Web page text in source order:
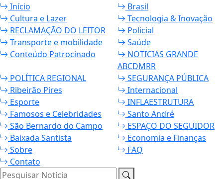
Início
Brasil
Cultura e Lazer
Tecnologia & Inovação
RECLAMAÇÃO DO LEITOR
Policial
Transporte e mobilidade
Saúde
Conteúdo Patrocinado
NOTICIAS GRANDE
ABCDMRR
POLÍTICA REGIONAL
SEGURANÇA PÚBLICA
Ribeirão Pires
Internacional
Esporte
INFLAESTRUTURA
Famosos e Celebridades
Santo André
São Bernardo do Campo
ESPAÇO DO SEGUIDOR
Baixada Santista
Economia e Finanças
Sobre
FAQ
Contato
Pesquisar Notícia